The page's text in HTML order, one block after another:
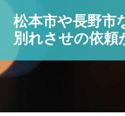
松本市や長野市
別れさせの依頼